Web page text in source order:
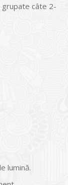
grupate câte 2-
lumină.